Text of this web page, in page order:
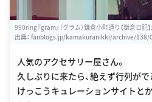
990ring『gram』（グラム）鎌倉小町通り【鎌倉日記
出典： fanblogs.jp/kamakuranikki/archive/138/0
人気のアクセサリー屋さん。
久しぶりに来たら、絶えず行列が
けっこうキュレーションサイトと